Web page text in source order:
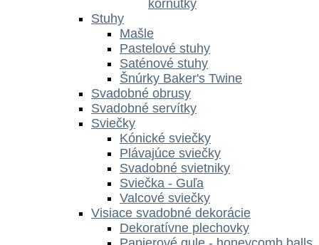
kornútky
Stuhy
Mašle
Pastelové stuhy
Saténové stuhy
Šnúrky Baker's Twine
Svadobné obrusy
Svadobné servítky
Sviečky
Kónické sviečky
Plávajúce sviečky
Svadobné svietniky
Sviečka - Guľa
Valcové sviečky
Visiace svadobné dekorácie
Dekoratívne plechovky